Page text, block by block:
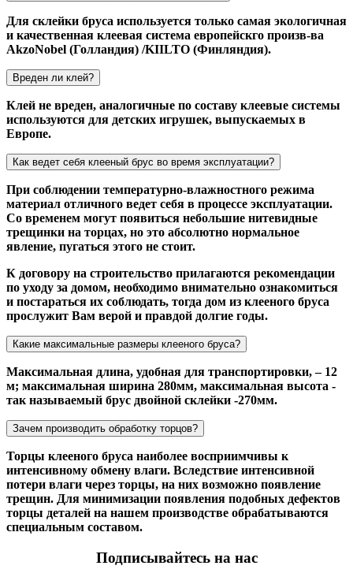
Для склейки бруса используется только самая экологичная
и качественная клеевая система европейскго произв-ва
AkzoNobel (Голландия) /KIILTO (Финляндия).
Вреден ли клей?
Клей не вреден, аналогичные по составу клеевые системы
используются для детских игрушек, выпускаемых в
Европе.
Как ведет себя клееный брус во время эксплуатации?
При соблюдении температурно-влажностного режима
материал отличного ведет себя в процессе эксплуатации.
Со временем могут появиться небольшие нитевидные
трещинки на торцах, но это абсолютно нормальное
явление, пугаться этого не стоит.
К договору на строительство прилагаются рекомендации
по уходу за домом, необходимо внимательно ознакомиться
и постараться их соблюдать, тогда дом из клееного бруса
прослужит Вам верой и правдой долгие годы.
Какие максимальные размеры клееного бруса?
Максимальная длина, удобная для транспортировки, – 12
м; максимальная ширина 280мм, максимальная высота -
так называемый брус двойной склейки -270мм.
Зачем производить обработку торцов?
Торцы клееного бруса наиболее восприимчивы к
интенсивному обмену влаги. Вследствие интенсивной
потери влаги через торцы, на них возможно появление
трещин. Для минимизации появления подобных дефектов
торцы деталей на нашем производстве обрабатываются
специальным составом.
Подписывайтесь на нас